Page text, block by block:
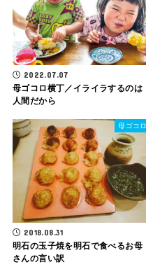
2022.07.07
母ゴコロ横丁／イライラするのは
人間だから
母ゴコロ
2018.08.31
明石の玉子焼を明石で食べるお母
さんの言い訳